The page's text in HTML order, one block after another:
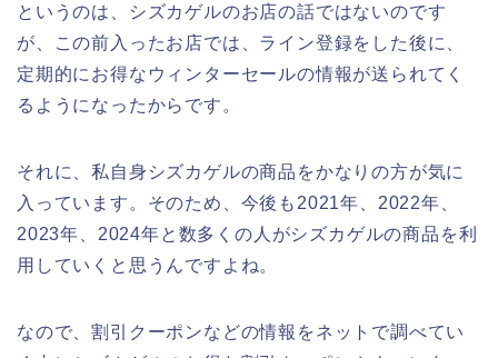
というのは、シズカゲルのお店の話ではないのです
が、この前入ったお店では、ライン登録をした後に、
定期的にお得なウィンターセールの情報が送られてく
るようになったからです。
それに、私自身シズカゲルの商品をかなりの方が気に
入っています。そのため、今後も2021年、2022年、
2023年、2024年と数多くの人がシズカゲルの商品を利
用していくと思うんですよね。
なので、割引クーポンなどの情報をネットで調べてい